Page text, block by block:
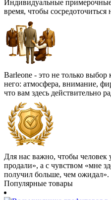
Индивидуальные
время, чтобы сосредоточиться
Barleone - это не только
него: атмосфера, внимание,
что вам здесь действительно
Для нас важно, чтобы
продали», а с чувством «мне
получил больше, чем ожидал».
Популярные товары